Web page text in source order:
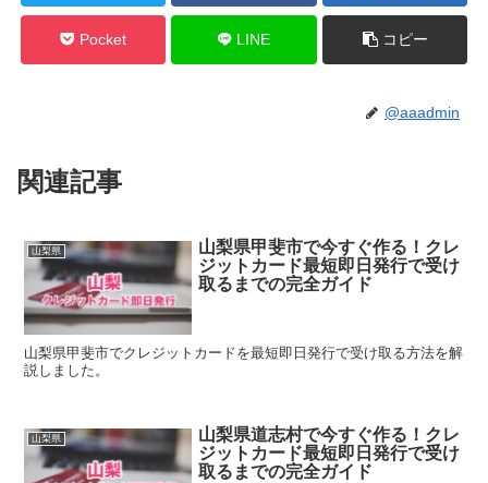
Pocket LINE コピー
@aaadmin
関連記事
山梨県
山梨県甲斐市で今すぐ作る！クレ
ジットカード最短即日発行で受け
取るまでの完全ガイド
山梨県甲斐市でクレジットカードを最短即日発行で受け取る方法を解
説しました。
山梨県
山梨県道志村で今すぐ作る！クレ
ジットカード最短即日発行で受け
取るまでの完全ガイド